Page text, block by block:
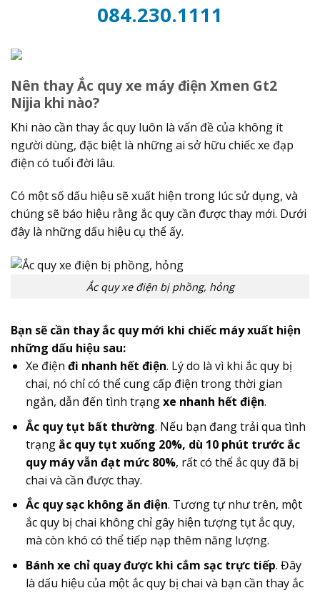
084.230.1111
Nên thay Ắc quy xe máy điện Xmen Gt2
Nijia khi nào?
Khi nào cần thay ắc quy luôn là vấn đề của không ít
người dùng, đặc biệt là những ai sở hữu chiếc xe đạp
điện có tuổi đời lâu.
Có một số dấu hiệu sẽ xuất hiện trong lúc sử dụng, và
chúng sẽ báo hiệu rằng ắc quy cần được thay mới. Dưới
đây là những dấu hiệu cụ thể ấy.
Ắc quy xe điện bị phồng, hỏng
Bạn sẽ cần thay ắc quy mới khi chiếc máy xuất hiện
những dấu hiệu sau:
Xe điện đi nhanh hết điện. Lý do là vì khi ắc quy bị
chai, nó chỉ có thể cung cấp điện trong thời gian
ngắn, dẫn đến tình trạngxe nhanh hết điện.
Ắc quy tụt bất thường. Nếu bạn đang trải qua tình
trạngắc quy tụt xuống 20%, dù 10 phút trước ắc
quy máy vẫn đạt mức 80%, rất có thể ắc quy đã bị
chai và cần được thay.
Ắc quy sạc không ăn điện. Tương tự như trên, một
ắc quy bị chai không chỉ gây hiện tượng tụt ắc quy,
mà còn khó có thể tiếp nạp thêm năng lượng.
Bánh xe chỉ quay được khi cắm sạc trực tiếp. Đây
là dấu hiệu của một ắc quy bị chai và bạn cần thay ắc